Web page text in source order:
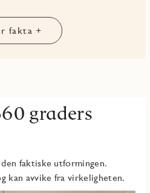
fakta +
graders
faktiske utformingen.
kan avvike fra virkeligheten.